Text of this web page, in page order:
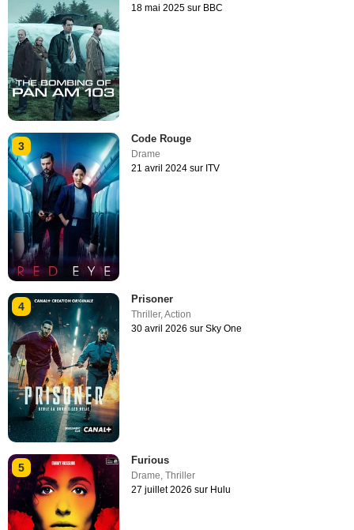
18 mai 2025 sur BBC
3
Code Rouge
Drame
21 avril 2024 sur ITV
4
Prisoner
Thriller,Action
30 avril 2026 sur Sky One
5
Furious
Drame ,Thriller
27 juillet 2026 sur Hulu